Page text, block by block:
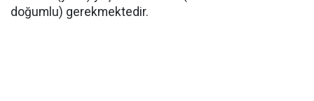
doğumlu) gerekmektedir.